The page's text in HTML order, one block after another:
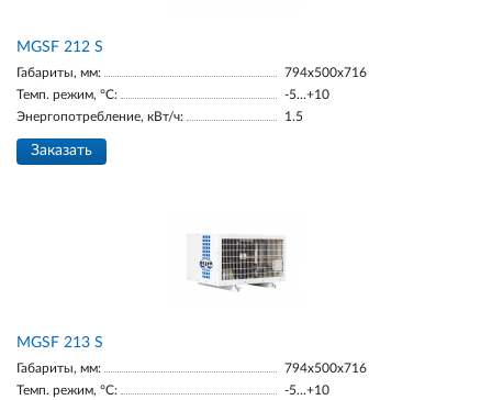
МGSF 212 S
Габариты, мм:
794x500x716
Темп. режим, °С:
-5...+10
Энергопотребление, кВт/ч:
1.5
Заказать
МGSF 213 S
Габариты, мм:
794x500x716
Темп. режим, °С:
-5...+10